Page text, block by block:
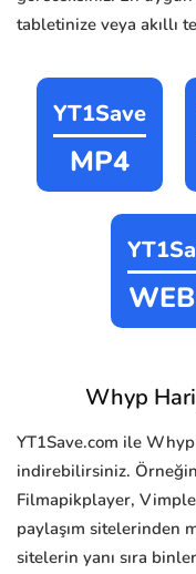
tabletinize veya akıllı
YT1Save
MP4
Whyp
YT1Save.com ile
indirebilirsiniz.
Filmapikplayer,
paylaşım sitelerinden
sitelerin yanı sıra